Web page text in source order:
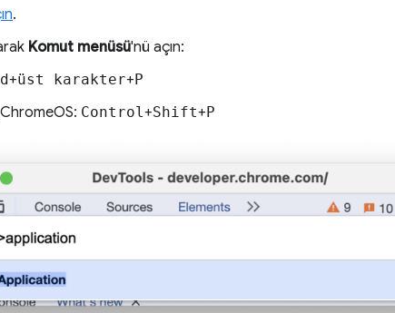
.
Komut menüsü'nü açın:
+üst karakter+P
Control+Shift+P